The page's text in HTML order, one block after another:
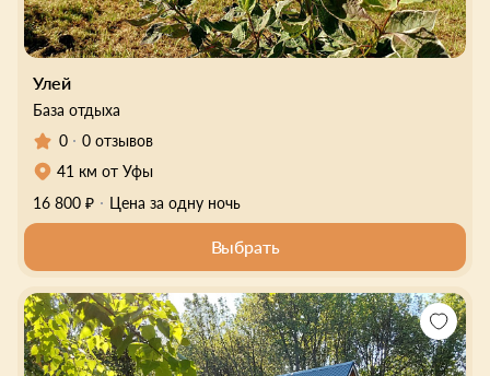
Улей
База отдыха
0
0 отзывов
41 км от Уфы
16 800 ₽
Цена за одну ночь
Выбрать